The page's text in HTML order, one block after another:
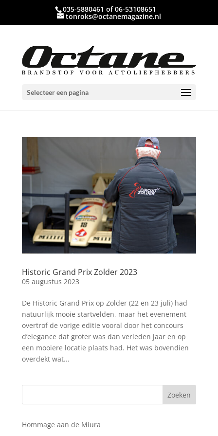
035-5880461 of 06-53108651
tonroks@octanemagazine.nl
Selecteer een pagina
Historic Grand Prix Zolder 2023
05 augustus 2023
De Historic Grand Prix op Zolder (22 en 23 juli) had
natuurlijk mooie startvelden, maar het evenement
overtrof de vorige editie vooral door het concours
d’elegance dat groter was dan verleden jaar en op
een mooiere locatie plaats had. Het was bovendien
overdekt wat...
Hommage aan de Miura